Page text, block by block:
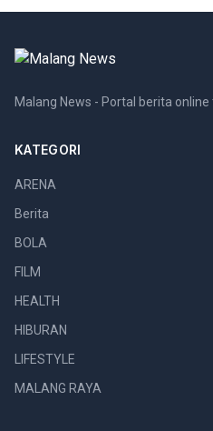
Malang News - Portal berita
KATEGORI
ARENA
Berita
BOLA
FILM
HEALTH
HIBURAN
LIFESTYLE
MALANG RAYA